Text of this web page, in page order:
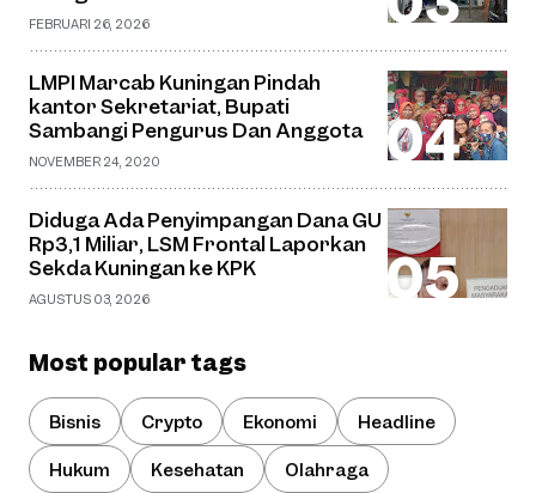
FEBRUARI 26, 2026
LMPI Marcab Kuningan Pindah
kantor Sekretariat, Bupati
Sambangi Pengurus Dan Anggota
NOVEMBER 24, 2020
Diduga Ada Penyimpangan Dana GU
Rp3,1 Miliar, LSM Frontal Laporkan
Sekda Kuningan ke KPK
AGUSTUS 03, 2026
Most popular tags
Bisnis Crypto Ekonomi Headline
Hukum Kesehatan Olahraga